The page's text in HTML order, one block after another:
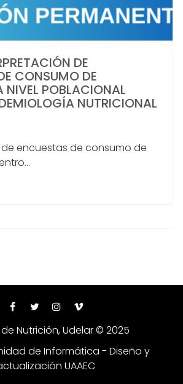
DE
CONSUMO DE
NIVEL POBLACIONAL
NUTRICIONAL
encuestas de consumo de
Nutrición, Udelar © 2025
de Informática - Diseño y
UAAEC